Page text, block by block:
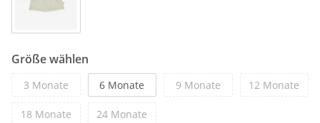
Größe wählen
3 Monate 6 Monate 9 Monate 12 Monate
18 Monate 24 Monate